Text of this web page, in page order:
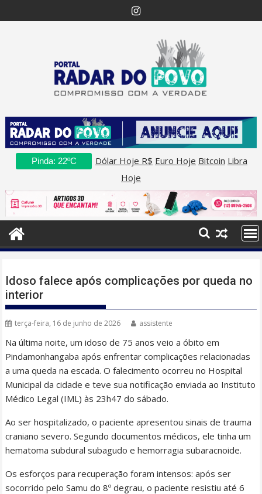
to
Pinda: 22ºC Dólar Hoje R$ Euro Hoje Bitcoin Libra
Hoje
Idoso falece após complicações por queda no
interior
terça-feira, 16 de junho de 2026 assistente
Na última noite, um idoso de 75 anos veio a óbito em
Pindamonhangaba após enfrentar complicações relacionadas
a uma queda na escada. O falecimento ocorreu no Hospital
Municipal da cidade e teve sua notificação enviada ao Instituto
Médico Legal (IML) às 23h47 do sábado.
Ao ser hospitalizado, o paciente apresentou sinais de trauma
craniano severo. Segundo documentos médicos, ele tinha um
hematoma subdural subagudo e hemorragia subaracnoide.
Os esforços para recuperação foram intensos: após ser
socorrido pelo Samu do 8º degrau, o paciente resistiu até 6